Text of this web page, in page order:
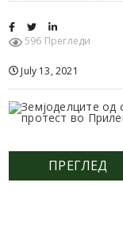
596 Прегледи
July 13, 2021
ПРЕГЛЕД